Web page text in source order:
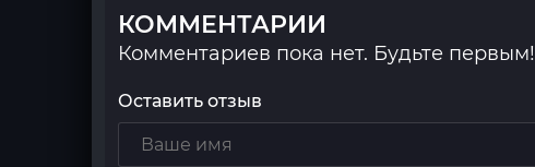
КОММЕНТАРИИ
Комментариев пока нет. Будьте первым!
Оставить отзыв